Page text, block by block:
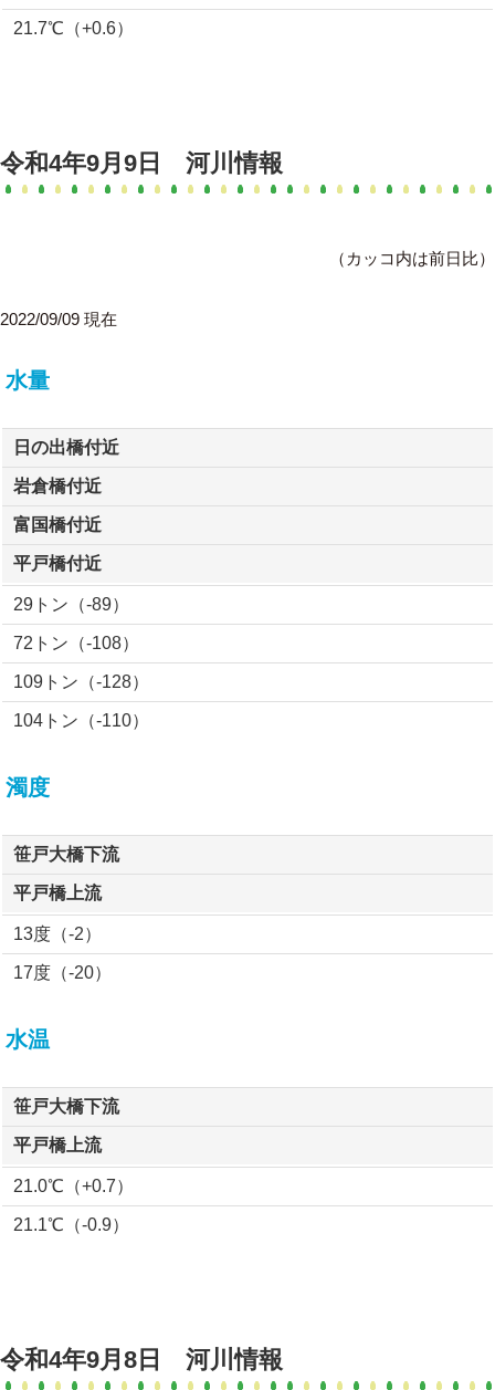
21.7℃（+0.6）
令和4年9月9日 河川情報
（カッコ内は前日比）
2022/09/09 現在
水量
日の出橋付近
岩倉橋付近
富国橋付近
平戸橋付近
29トン（-89）
72トン（-108）
109トン（-128）
104トン（-110）
濁度
笹戸大橋下流
平戸橋上流
13度（-2）
17度（-20）
水温
笹戸大橋下流
平戸橋上流
21.0℃（+0.7）
21.1℃（-0.9）
令和4年9月8日 河川情報